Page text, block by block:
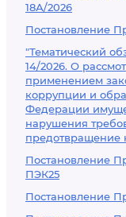
18А/2026
Постановление
"Тематический
14/2026. О
применением
коррупции и
Федерации
нарушения
предотвращение
Постановление
ПЭК25
Постановление